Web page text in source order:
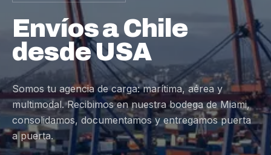
Envíos a Chile
desde USA
Somos tu agencia de carga: marítima, aérea y
multimodal. Recibimos en nuestra bodega de Miami,
consolidamos, documentamos y entregamos puerta
a puerta.